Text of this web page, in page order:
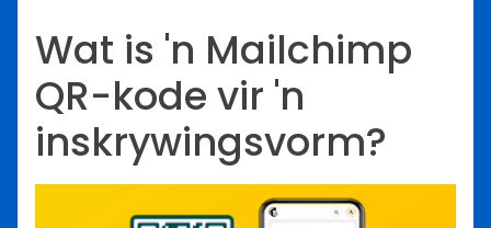
Wat is 'n Mailchimp
QR-kode vir 'n
inskrywingsvorm?